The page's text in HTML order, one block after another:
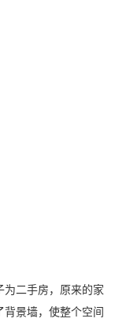
为二手房，原来的家
景墙，使整个空间